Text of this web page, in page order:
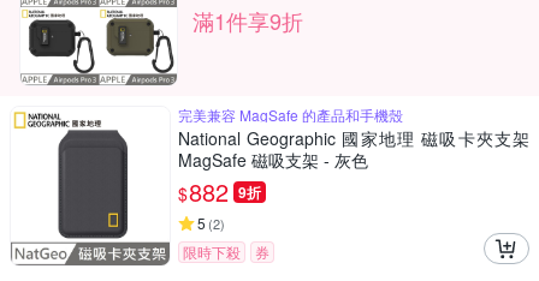
滿1件享9折
完美兼容 MagSafe 的產品和手機殼
National Geographic 國家地理 磁吸卡夾支架
MagSafe 磁吸支架 - 灰色
$882 9折
5 (2)
限時下殺
券